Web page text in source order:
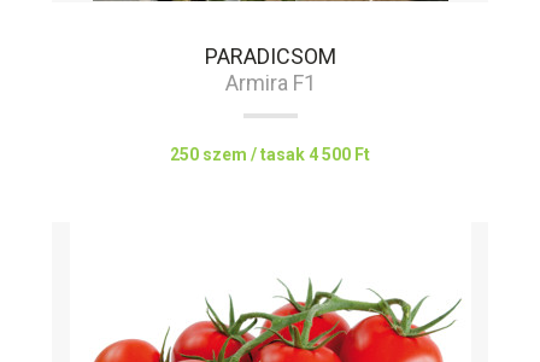
PARADICSOM
Armira F1
250 szem / tasak 4 500 Ft